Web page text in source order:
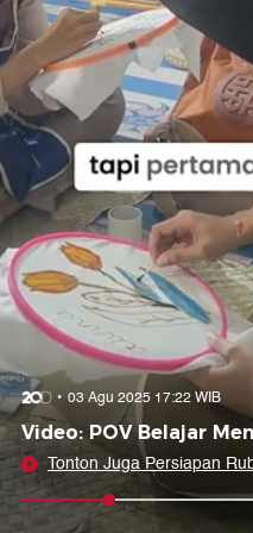
03 Agu 2025 17:22 WIB
Video: POV Belajar
Tonton Juga Persiapan
Merah Putih Bersama Hiu
Facebook X
Copy Link
Suka
Login untuk
Tidak
Login untuk